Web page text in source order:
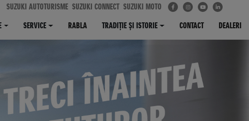
SUZUKI AUTOTURISME SUZUKI CONNECT SUZUKI MOTO
SERVICE RABLA TRADIȚIE ȘI ISTORIE CONTACT DEALERI